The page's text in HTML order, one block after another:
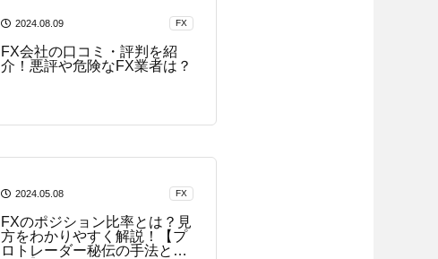
2024.08.09 FX
FX会社の口コミ・評判を紹
介！悪評や危険なFX業者は？
2024.05.08 FX
FXのポジション比率とは？見
方をわかりやすく解説！【プ
ロトレーダー秘伝の手法と